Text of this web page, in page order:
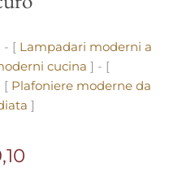
- [ Lampadari moderni a
cucina ] - [
[ Plafoniere moderne da
]
corrente